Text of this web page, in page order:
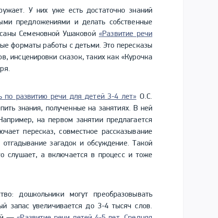
У них уже есть достаточно знаний
предложениями и делать собственные
Семеновной Ушаковой «Развитие речи
форматы работы с детьми. Это пересказы
инсценировки сказок, таких как «Курочка
по развитию речи для детей 3-4 лет» О.С.
знания, полученные на занятиях. В ней
на первом занятии предлагается
пересказ, совместное рассказывание
загадок и обсуждение. Такой
слушает, а включается в процесс и тоже
дошкольники могут преобразовывать
запас увеличивается до 3-4 тысяч слов.